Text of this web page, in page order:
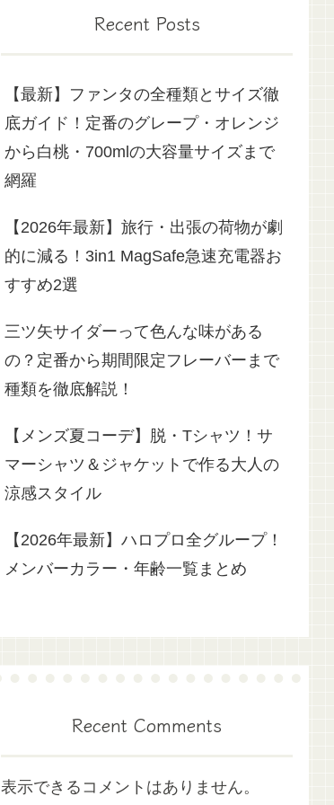
Recent Posts
【最新】ファンタの全種類とサイズ徹
底ガイド！定番のグレープ・オレンジ
から白桃・700mlの大容量サイズまで
網羅
【2026年最新】旅行・出張の荷物が劇
的に減る！3in1 MagSafe急速充電器お
すすめ2選
三ツ矢サイダーって色んな味がある
の？定番から期間限定フレーバーまで
種類を徹底解説！
【メンズ夏コーデ】脱・Tシャツ！サ
マーシャツ＆ジャケットで作る大人の
涼感スタイル
【2026年最新】ハロプロ全グループ！
メンバーカラー・年齢一覧まとめ
Recent Comments
表示できるコメントはありません。